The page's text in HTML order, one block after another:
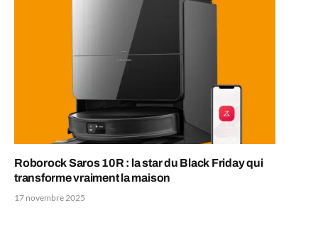
Roborock Saros 10R : la star du Black Friday qui
transforme vraiment la maison
17 novembre 2025